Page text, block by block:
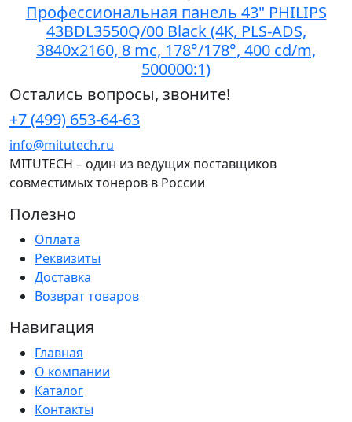
Профессиональная панель 43" PHILIPS
43BDL3550Q/00 Black (4K, PLS-ADS,
3840x2160, 8 mc, 178°/178°, 400 cd/m,
500000:1)
Остались вопросы, звоните!
+7 (499) 653-64-63
info@mitutech.ru
MITUTECH – один из ведущих поставщиков
совместимых тонеров в России
Полезно
Оплата
Реквизиты
Доставка
Возврат товаров
Навигация
Главная
О компании
Каталог
Контакты